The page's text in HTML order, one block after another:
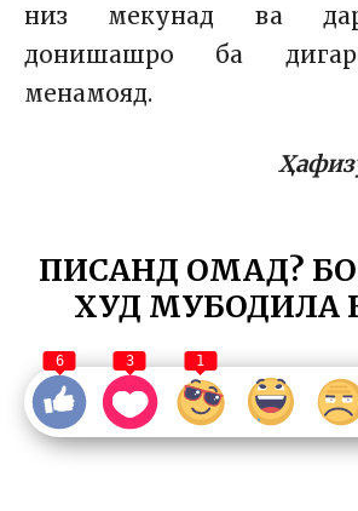
низ мекунад ва
донишашро ба
менамояд.
ПИСАНД ОМАД? БО
ХУД МУБОДИЛА
6 3 1